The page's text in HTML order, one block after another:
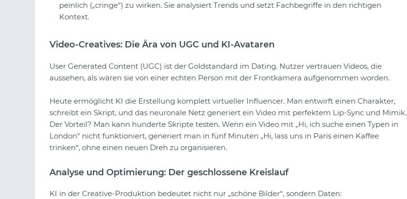
peinlich („cringe“) zu wirken. Sie analysiert Trends und setzt Fachbegriffe in den richtigen
Kontext.
Video-Creatives: Die Ära von UGC und KI-Avataren
User Generated Content (UGC) ist der Goldstandard im Dating. Nutzer vertrauen Videos, die
aussehen, als wären sie von einer echten Person mit der Frontkamera aufgenommen worden.
Heute ermöglicht KI die Erstellung komplett virtueller Influencer. Man entwirft einen Charakter,
schreibt ein Skript, und das neuronale Netz generiert ein Video mit perfektem Lip-Sync und Mimik.
Der Vorteil? Man kann hunderte Skripte testen. Wenn ein Video mit „Hi, ich suche einen Typen in
London“ nicht funktioniert, generiert man in fünf Minuten „Hi, lass uns in Paris einen Kaffee
trinken“, ohne einen neuen Dreh zu organisieren.
Analyse und Optimierung: Der geschlossene Kreislauf
KI in der Creative-Produktion bedeutet nicht nur „schöne Bilder“, sondern Daten: